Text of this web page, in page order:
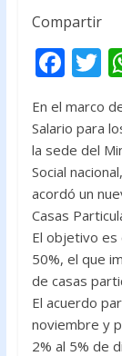
Compartir
F
e
b
o
o
k
T
w
En el marco
Salario para
la sede del
Social
acordó un
Casas
El objetivo es
50%, el que
de casas
El acuerdo
noviembre y
2% al 5% de